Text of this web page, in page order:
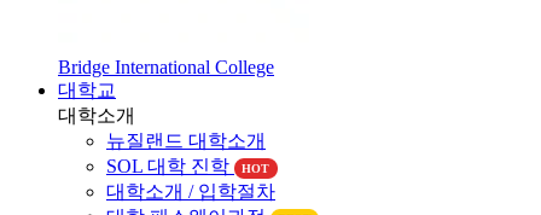
대학교
대학소개
뉴질랜드 대학소개
SOL 대학 진학
HOT
대학소개 / 입학절차
대학 패스웨이과정